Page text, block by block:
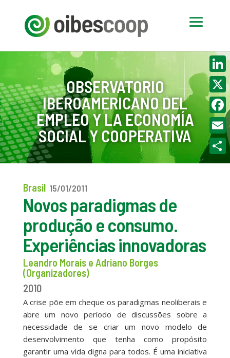
OBSERVATORIO
IBEROAMERICANO DEL
EMPLEO Y LA ECONOMÍA
SOCIAL Y COOPERATIVA
Brasil 15/01/2011
Novos paradigmas de
produção e consumo.
Experiências innovadoras
Leandro Morais e Adriano Borges
(Organizadores)
2010
A crise põe em cheque os paradigmas neoliberais e
abre um novo período de discussões sobre a
necessidade de se criar um novo modelo de
desenvolvimento que tenha como propósito
garantir uma vida digna para todos. É uma iniciativa
X
Email